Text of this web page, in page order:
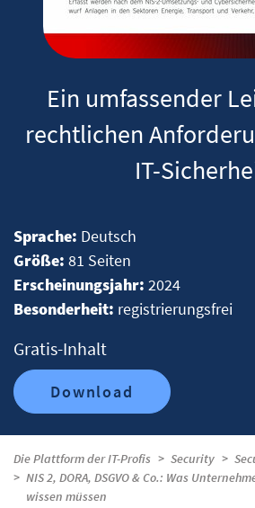
Ein umfassender
rechtlichen
IT-
Sprache: Deutsch
Größe: 81 Seiten
Erscheinungsjahr: 2024
Besonderheit: registrierungsfrei
Gratis-Inhalt
Download
Die Plattform der IT-Profis Security
NIS 2, DORA, DSGVO & Co.: Was
wissen müssen